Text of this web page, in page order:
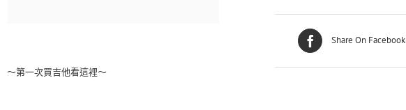
Share On Facebook
～第一次買吉他看這裡～